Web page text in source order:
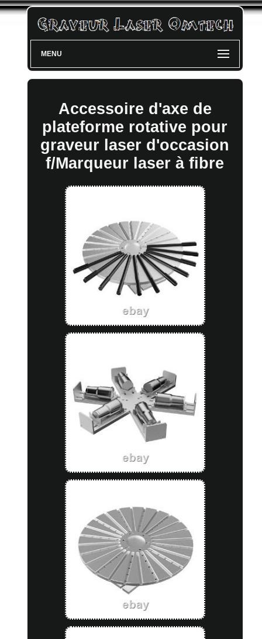
MENU
Accessoire d'axe de
plateforme rotative pour
graveur laser d'occasion
f/Marqueur laser à fibre